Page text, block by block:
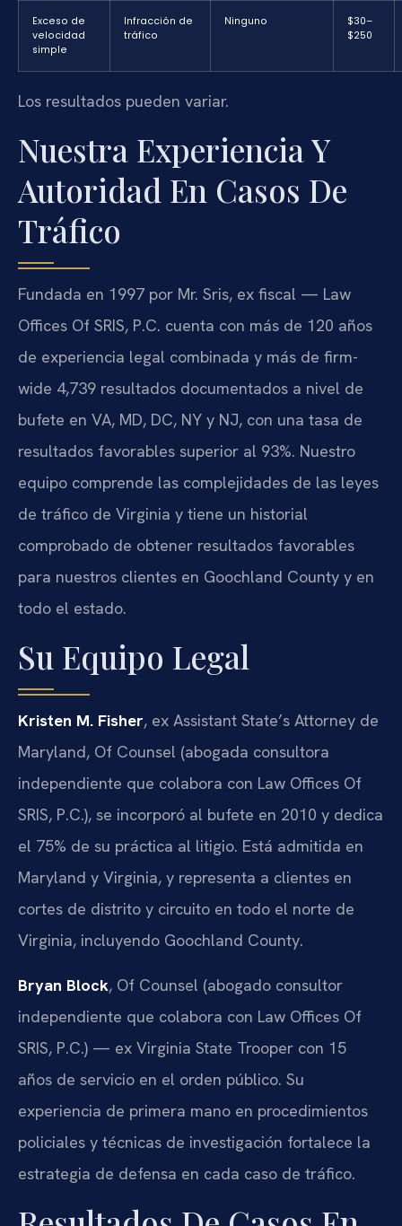
Exceso de
velocidad
simple
Infracción de
tráfico
Ninguno
$30–
$250
Los resultados pueden variar.
Nuestra Experiencia Y
Autoridad En Casos De
Tráfico
Fundada en 1997 por Mr. Sris, ex fiscal — Law
Offices Of SRIS, P.C. cuenta con más de 120 años
de experiencia legal combinada y más de firm-
wide 4,739 resultados documentados a nivel de
bufete en VA, MD, DC, NY y NJ, con una tasa de
resultados favorables superior al 93%. Nuestro
equipo comprende las complejidades de las leyes
de tráfico de Virginia y tiene un historial
comprobado de obtener resultados favorables
para nuestros clientes en Goochland County y en
todo el estado.
Su Equipo Legal
Kristen M. Fisher, ex Assistant State’s Attorney de
Maryland, Of Counsel (abogada consultora
independiente que colabora con Law Offices Of
SRIS, P.C.), se incorporó al bufete en 2010 y dedica
el 75% de su práctica al litigio. Está admitida en
Maryland y Virginia, y representa a clientes en
cortes de distrito y circuito en todo el norte de
Virginia, incluyendo Goochland County.
Bryan Block, Of Counsel (abogado consultor
independiente que colabora con Law Offices Of
SRIS, P.C.) — ex Virginia State Trooper con 15
años de servicio en el orden público. Su
experiencia de primera mano en procedimientos
policiales y técnicas de investigación fortalece la
estrategia de defensa en cada caso de tráfico.